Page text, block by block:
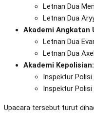
Letnan Dua
Letnan Dua
Akademi Angkatan
Letnan Dua
Letnan Dua
Akademi Kepolisian:
Inspektur Polisi
Inspektur
Upacara tersebut turut